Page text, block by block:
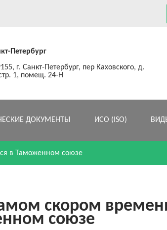
Петербург
г. Санкт-Петербург, пер Каховского, д.
1, помещ. 24-Н
ДОКУМЕНТЫ ИСО (ISO)
в Таможенном союзе
скором
союзе